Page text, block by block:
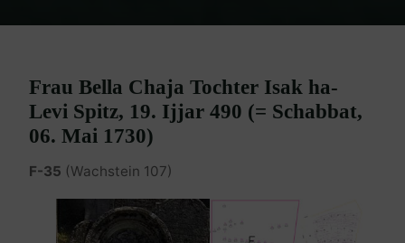
Frau Bella Chaja Tochter Isak ha-
Levi Spitz, 19. Ijjar 490 (= Schabbat,
06. Mai 1730)
F-35 (Wachstein 107)